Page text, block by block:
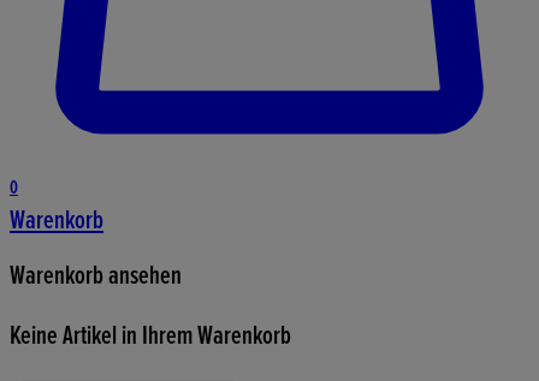
0
Warenkorb
Warenkorb ansehen
Keine Artikel in Ihrem Warenkorb